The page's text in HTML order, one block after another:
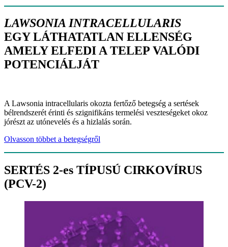
LAWSONIA INTRACELLULARIS
EGY LÁTHATATLAN ELLENSÉG
AMELY ELFEDI A TELEP VALÓDI
POTENCIÁLJÁT
A Lawsonia intracellularis okozta fertőző betegség a sertések
bélrendszerét érinti és szignifikáns termelési veszteségeket okoz
jórészt az utónevelés és a hizlalás során.
Olvasson többet a betegségről
SERTÉS 2-es TÍPUSÚ CIRKOVÍRUS
(PCV-2)